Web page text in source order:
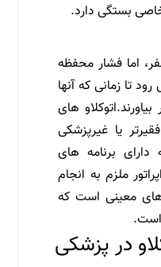
بستگی دارد.
اما فشار محفظه
تا زمانی که آنها
های
یا غیرپزشکی
برنامه های
ملزم به انجام
معینی است که
در پزشکی